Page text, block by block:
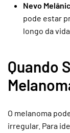
Nevo
pode estar
longo da vida.
Quando
O melanoma
irregular. Para